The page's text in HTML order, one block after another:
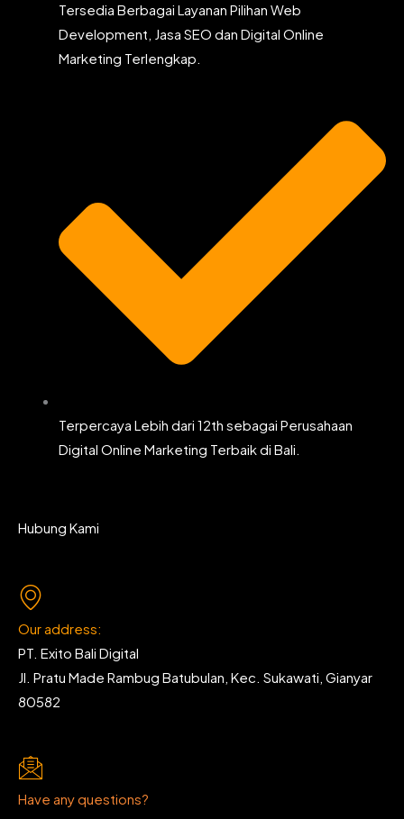
Tersedia Berbagai Layanan Pilihan Web
Development, Jasa SEO dan Digital Online
Marketing Terlengkap.
Terpercaya Lebih dari 12th sebagai Perusahaan
Digital Online Marketing Terbaik di Bali.
Hubung Kami
Our address:
PT. Exito Bali Digital
Jl. Pratu Made Rambug Batubulan, Kec. Sukawati, Gianyar
80582
Have any questions?